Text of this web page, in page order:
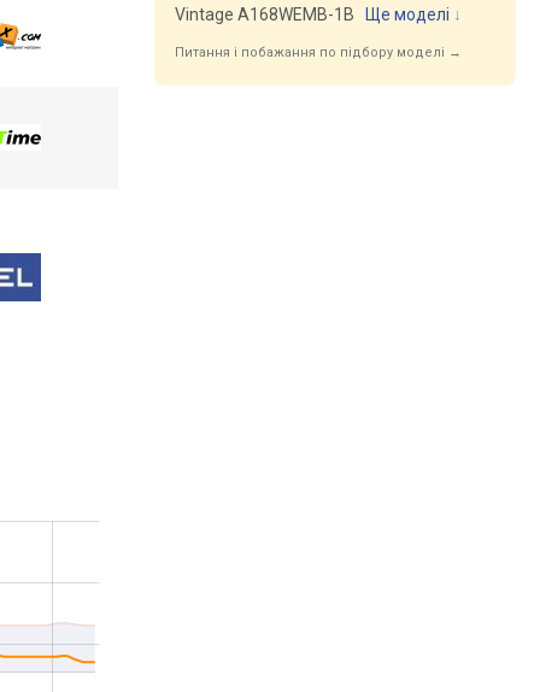
Vintage A168WEMB-1B
Ще моделі ↓
Питання і побажання по підбору моделі →